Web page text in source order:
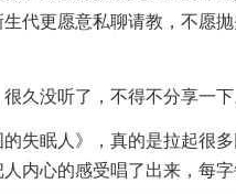
代更愿意私聊请教，不愿
久没听了，不得不分享一下
失眠人》，真的是拉起很
内心的感受唱了出来，每字